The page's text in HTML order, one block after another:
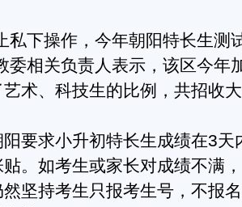
下操作，今年朝阳特长生测
委相关负责人表示，该区今年
艺术、科技生的比例，共招收
求小升初特长生成绩在3天
。如考生或家长对成绩不满
坚持考生只报考生号，不报